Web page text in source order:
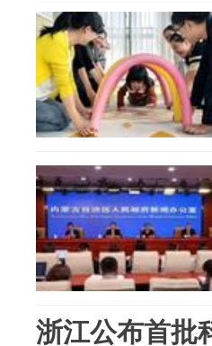
浙江公布首批